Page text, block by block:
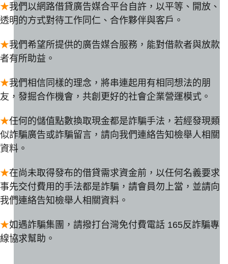
★我們以網路借貸廣告媒合平台自許，以平等、開放、
透明的方式對待工作同仁、合作夥伴與客戶。
★我們希望所提供的廣告媒合服務，能對借款者與放款
者有所助益。
★我們相信同樣的理念，將串連起用有相同想法的朋
友，發掘合作機會，共創更好的社會企業營運模式。
★任何的儲值點數換取現金都是詐騙手法，若經發現類
似詐騙廣告或詐騙留言，請向我們連絡告知檢舉人相關
資料。
★在尚未取得發布的借貸需求資金前，以任何名義要求
事先交付費用的手法都是詐騙，請會員勿上當，並請向
我們連絡告知檢舉人相關資料。
★如遇詐騙集團，請撥打台灣免付費電話 165反詐騙專
線協求幫助。